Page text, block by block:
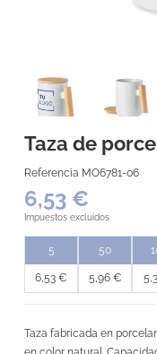
Taza de
Referencia MO6781-06
6,53 €
Impuestos excluidos
5
6,53 €
50
5,96 €
Taza fabricada en